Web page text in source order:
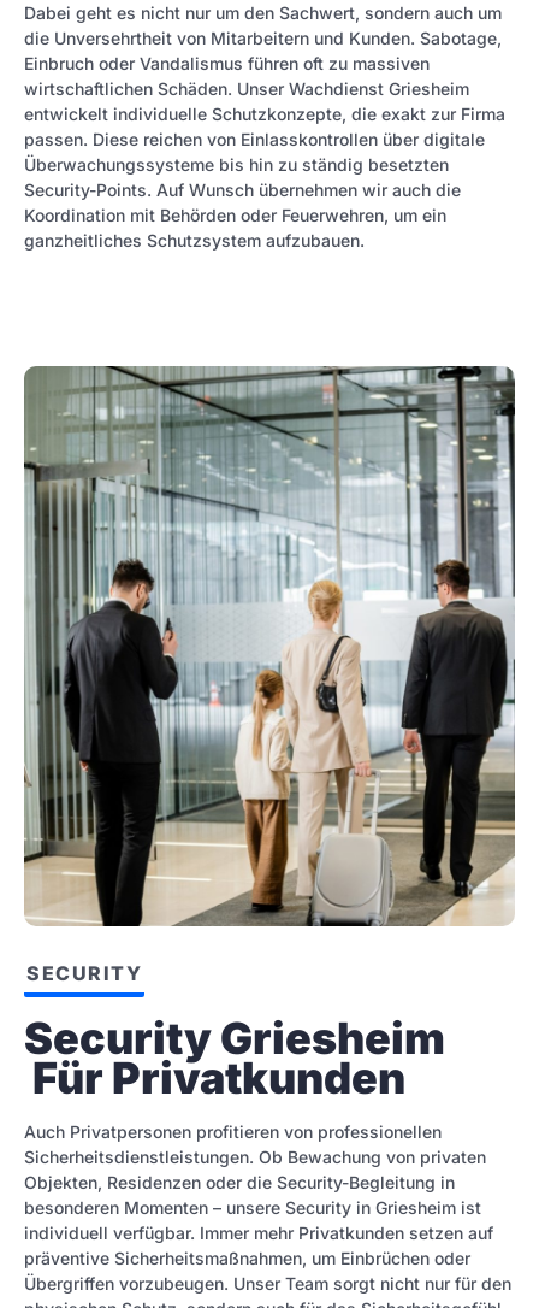
Dabei geht es nicht nur um den Sachwert, sondern auch um
die Unversehrtheit von Mitarbeitern und Kunden. Sabotage,
Einbruch oder Vandalismus führen oft zu massiven
wirtschaftlichen Schäden. Unser Wachdienst Griesheim
entwickelt individuelle Schutzkonzepte, die exakt zur Firma
passen. Diese reichen von Einlasskontrollen über digitale
Überwachungssysteme bis hin zu ständig besetzten
Security-Points. Auf Wunsch übernehmen wir auch die
Koordination mit Behörden oder Feuerwehren, um ein
ganzheitliches Schutzsystem aufzubauen.
SECURITY
Security Griesheim
Für Privatkunden
Auch Privatpersonen profitieren von professionellen
Sicherheitsdienstleistungen. Ob Bewachung von privaten
Objekten, Residenzen oder die Security-Begleitung in
besonderen Momenten – unsere Security in Griesheim ist
individuell verfügbar. Immer mehr Privatkunden setzen auf
präventive Sicherheitsmaßnahmen, um Einbrüchen oder
Übergriffen vorzubeugen. Unser Team sorgt nicht nur für den